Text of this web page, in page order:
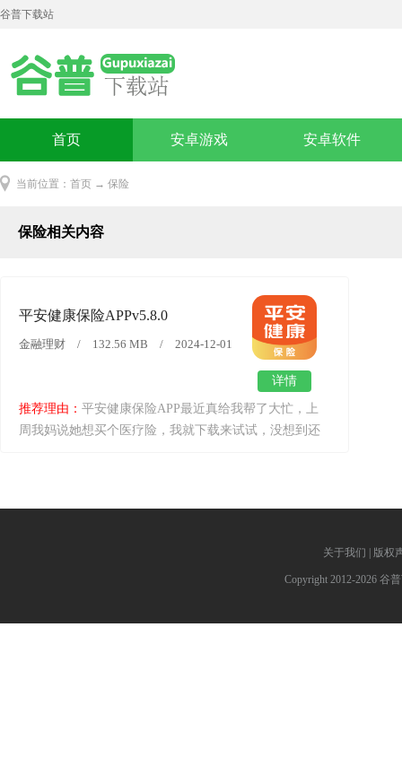
谷普下载站
首页 安卓游戏 安卓软件
当前位置： 首页 → 保险
保险相关内容
平安健康保险APPv5.8.0
金融理财 / 132.56 MB / 2024-12-01
详情
推荐理由： 平安健康保险APP最近真给我帮了大忙，上
周我妈说她想买个医疗险，我就下载来试试，没想到还
关于我们 版权
Copyright 2012-2026 谷